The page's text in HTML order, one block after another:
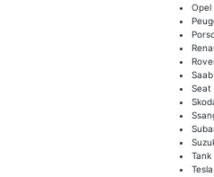
Opel
Saab
Seat
Tank
Tesla